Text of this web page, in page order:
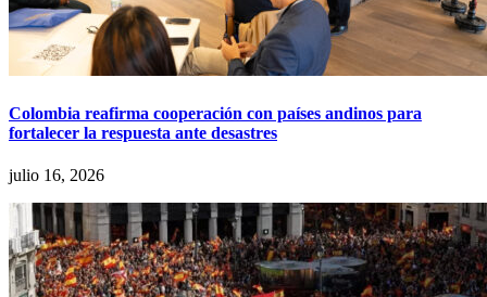
Colombia reafirma cooperación con países andinos para
fortalecer la respuesta ante desastres
julio 16, 2026